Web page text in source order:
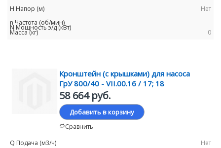
Нет
0
Кронштейн (с крышками) для насоса
ГрУ 800/40 - VII.00.16 / 17; 18
58 664 руб.
Добавить в корзину
Сравнить
Нет